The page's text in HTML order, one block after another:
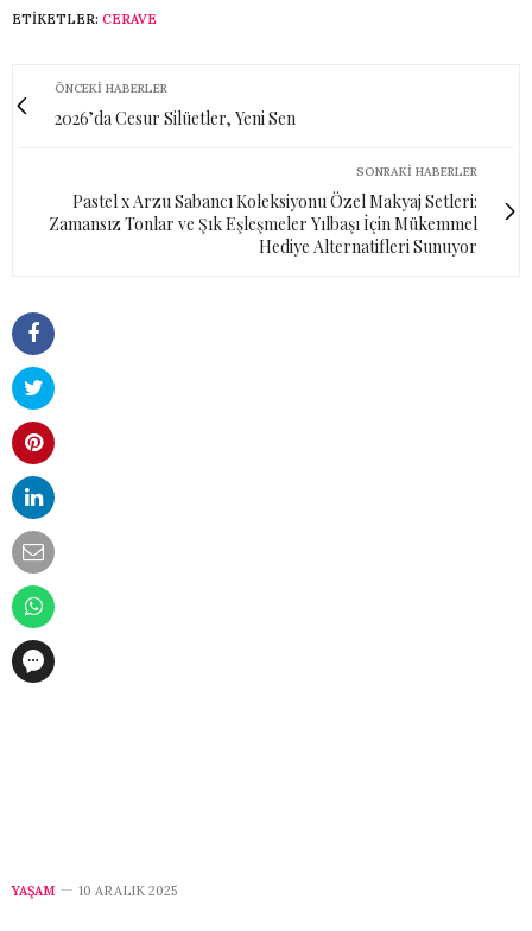
ETIKETLER: CERAVE
ÖNCEKI HABERLER
2026’da Cesur Silüetler, Yeni Sen
SONRAKI HABERLER
Pastel x Arzu Sabancı Koleksiyonu Özel Makyaj Setleri:
Zamansız Tonlar ve Şık Eşleşmeler Yılbaşı İçin Mükemmel
Hediye Alternatifleri Sunuyor
YAŞAM 10 ARALIK 2025